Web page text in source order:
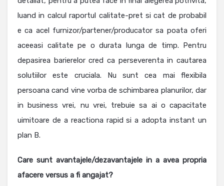
luand in calcul raportul calitate-pret si cat de probabil
e ca acel furnizor/partener/producator sa poata oferi
aceeasi calitate pe o durata lunga de timp. Pentru
depasirea barierelor cred ca perseverenta in cautarea
solutiilor este cruciala. Nu sunt cea mai flexibila
persoana cand vine vorba de schimbarea planurilor, dar
in business vrei, nu vrei, trebuie sa ai o capacitate
uimitoare de a reactiona rapid si a adopta instant un
plan B.
Care sunt avantajele/dezavantajele in a avea propria
afacere versus a fi angajat?